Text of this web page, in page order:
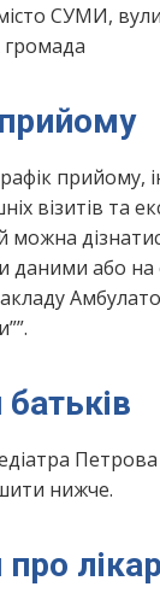
СУМИ,
прийому,
візитів та
можна
даними або на
батьків
Петрова
нижче.
про